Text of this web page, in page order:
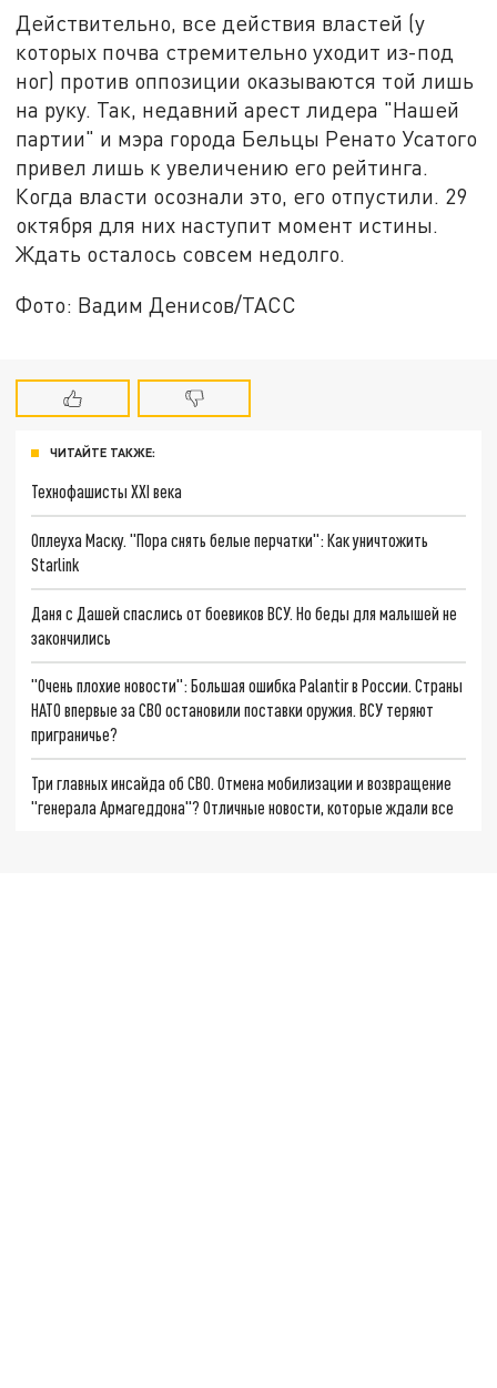
Действительно, все действия властей (у
которых почва стремительно уходит из-под
ног) против оппозиции оказываются той лишь
на руку. Так, недавний арест лидера "Нашей
партии" и мэра города Бельцы Ренато Усатого
привел лишь к увеличению его рейтинга.
Когда власти осознали это, его отпустили. 29
октября для них наступит момент истины.
Ждать осталось совсем недолго.
Фото: Вадим Денисов/ТАСС
ЧИТАЙТЕ ТАКЖЕ:
Технофашисты XXI века
Оплеуха Маску. "Пора снять белые перчатки": Как уничтожить
Starlink
Даня с Дашей спаслись от боевиков ВСУ. Но беды для малышей не
закончились
"Очень плохие новости": Большая ошибка Palantir в России. Страны
НАТО впервые за СВО остановили поставки оружия. ВСУ теряют
приграничье?
Три главных инсайда об СВО. Отмена мобилизации и возвращение
"генерала Армагеддона"? Отличные новости, которые ждали все